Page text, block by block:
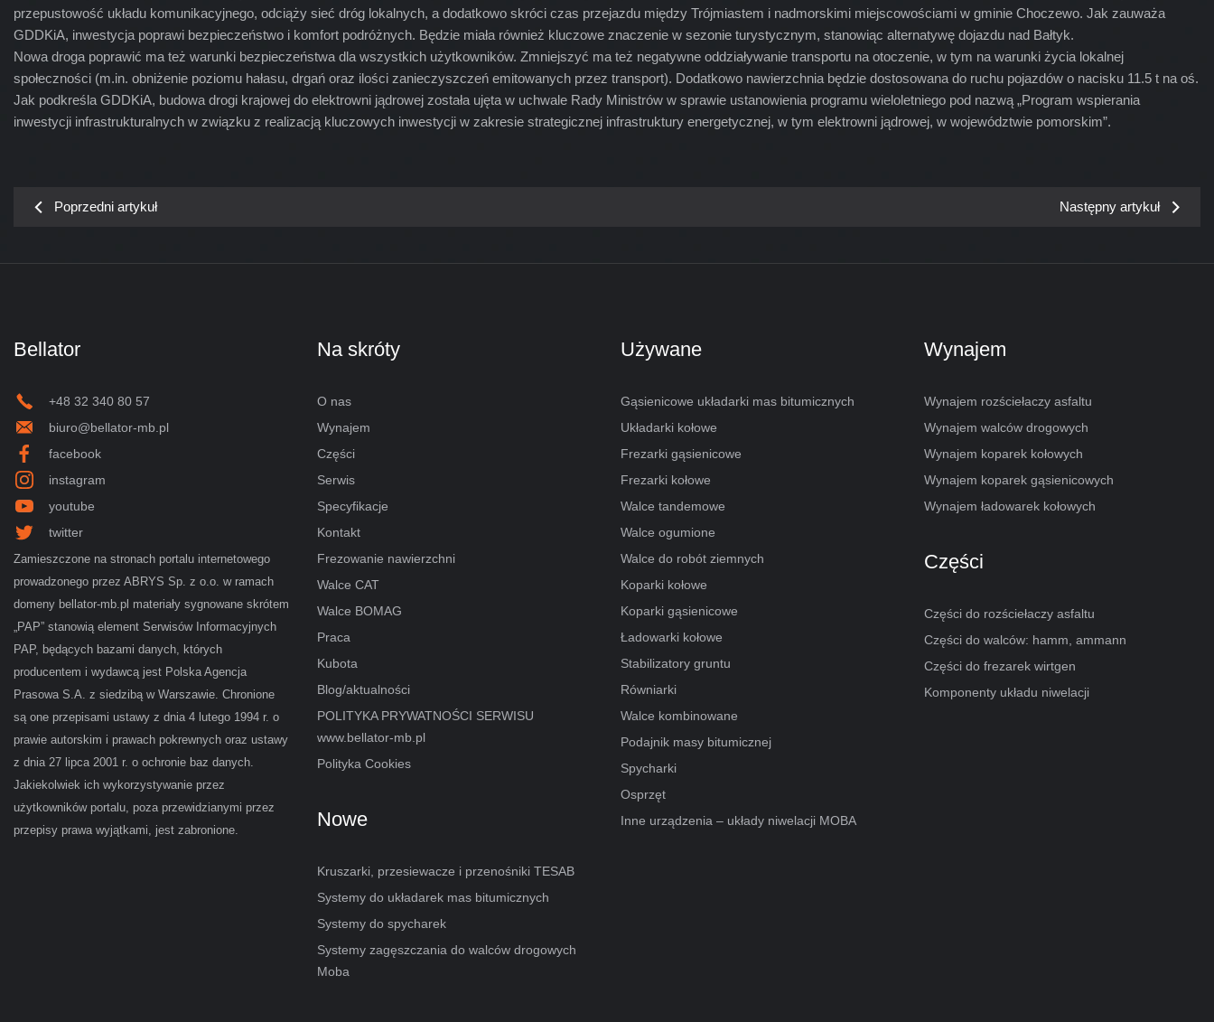
przepustowość układu komunikacyjnego, odciąży sieć dróg lokalnych, a dodatkowo skróci czas przejazdu między Trójmiastem i nadmorskimi miejscowościami w gminie Choczewo. Jak zauważa
GDDKiA, inwestycja poprawi bezpieczeństwo i komfort podróżnych. Będzie miała również kluczowe znaczenie w sezonie turystycznym, stanowiąc alternatywę dojazdu nad Bałtyk.
Nowa droga poprawić ma też warunki bezpieczeństwa dla wszystkich użytkowników. Zmniejszyć ma też negatywne oddziaływanie transportu na otoczenie, w tym na warunki życia lokalnej
społeczności (m.in. obniżenie poziomu hałasu, drgań oraz ilości zanieczyszczeń emitowanych przez transport). Dodatkowo nawierzchnia będzie dostosowana do ruchu pojazdów o nacisku 11.5 t na oś.
Jak podkreśla GDDKiA, budowa drogi krajowej do elektrowni jądrowej została ujęta w uchwale Rady Ministrów w sprawie ustanowienia programu wieloletniego pod nazwą „Program wspierania
inwestycji infrastrukturalnych w związku z realizacją kluczowych inwestycji w zakresie strategicznej infrastruktury energetycznej, w tym elektrowni jądrowej, w województwie pomorskim”.
Poprzedni artykuł Następny artykuł
Bellator
+48 32 340 80 57
biuro@bellator-mb.pl
facebook
instagram
youtube
twitter
Zamieszczone na stronach portalu internetowego
prowadzonego przez ABRYS Sp. z o.o. w ramach
domeny bellator-mb.pl materiały sygnowane skrótem
„PAP” stanowią element Serwisów Informacyjnych
PAP, będących bazami danych, których
producentem i wydawcą jest Polska Agencja
Prasowa S.A. z siedzibą w Warszawie. Chronione
są one przepisami ustawy z dnia 4 lutego 1994 r. o
prawie autorskim i prawach pokrewnych oraz ustawy
z dnia 27 lipca 2001 r. o ochronie baz danych.
Jakiekolwiek ich wykorzystywanie przez
użytkowników portalu, poza przewidzianymi przez
przepisy prawa wyjątkami, jest zabronione.
Na skróty
O nas
Wynajem
Części
Serwis
Specyfikacje
Kontakt
Frezowanie nawierzchni
Walce CAT
Walce BOMAG
Praca
Kubota
Blog/aktualności
POLITYKA PRYWATNOŚCI SERWISU
www.bellator-mb.pl
Polityka Cookies
Nowe
Kruszarki, przesiewacze i przenośniki TESAB
Systemy do układarek mas bitumicznych
Systemy do spycharek
Systemy zagęszczania do walców drogowych
Moba
Używane
Gąsienicowe układarki mas bitumicznych
Układarki kołowe
Frezarki gąsienicowe
Frezarki kołowe
Walce tandemowe
Walce ogumione
Walce do robót ziemnych
Koparki kołowe
Koparki gąsienicowe
Ładowarki kołowe
Stabilizatory gruntu
Równiarki
Walce kombinowane
Podajnik masy bitumicznej
Spycharki
Osprzęt
Inne urządzenia – układy niwelacji MOBA
Wynajem
Wynajem rozściełaczy asfaltu
Wynajem walców drogowych
Wynajem koparek kołowych
Wynajem koparek gąsienicowych
Wynajem ładowarek kołowych
Części
Części do rozściełaczy asfaltu
Części do walców: hamm, ammann
Części do frezarek wirtgen
Komponenty układu niwelacji